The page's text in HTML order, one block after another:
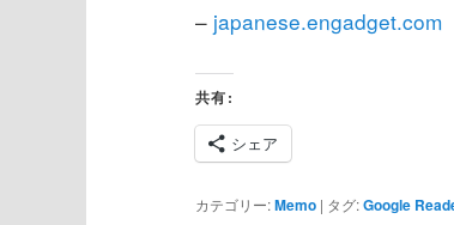
– japanese.engadget.com
共有:
シェア
カテゴリー:Memo | タグ:Google